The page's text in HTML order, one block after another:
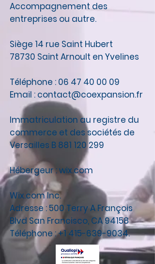
Accompagnement des
entreprises ou autre.
Siège 14 rue Saint Hubert
78730 Saint Arnoult en Yvelines
Téléphone : 06 47 40 00 09
Email : contact@coexpansion.fr
Immatriculation au registre du
commerce et des sociétés de
Versailles B 881 120 299
Hébergeur : wix.com
Wix.com Inc.
Adresse : 500 Terry A François
Blvd San Francisco, CA 94158
Téléphone : +1 415-639-9034.